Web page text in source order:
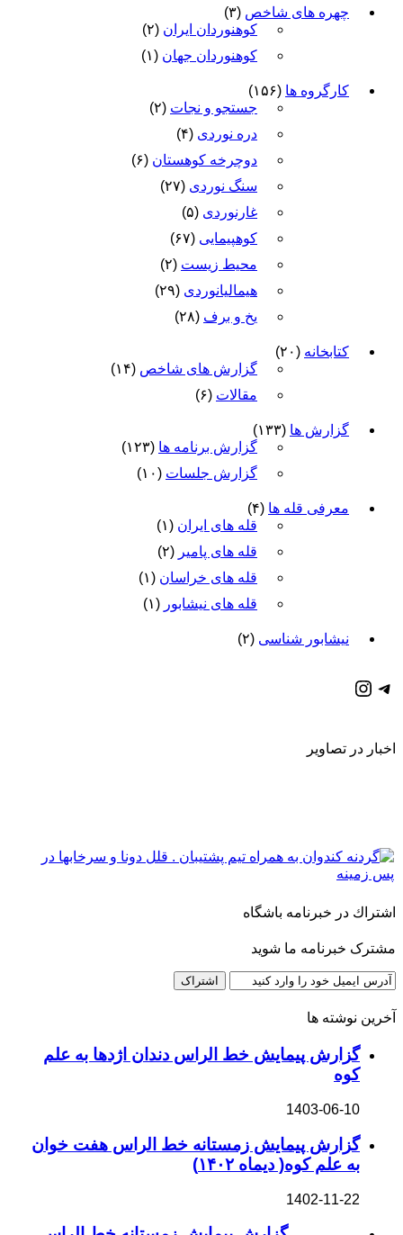
چهره های شاخص (۳)
کوهنوردان ایران (۲)
کوهنوردان جهان (۱)
کارگروه ها (۱۵۶)
جستجو و نجات (۲)
دره نوردی (۴)
دوچرخه کوهستان (۶)
سنگ نوردی (۲۷)
غارنوردی (۵)
کوهپیمایی (۶۷)
محیط زیست (۲)
هیمالیانوردی (۲۹)
یخ و برف (۲۸)
کتابخانه (۲۰)
گزارش های شاخص (۱۴)
مقالات (۶)
گزارش ها (۱۳۳)
گزارش برنامه ها (۱۲۳)
گزارش جلسات (۱۰)
معرفی قله ها (۴)
قله های ایران (۱)
قله های پامیر (۲)
قله های خراسان (۱)
قله های نیشابور (۱)
نیشابور شناسی (۲)
كانال تلگرام باشگاه
صفحه اينستاگرام باشگاه
اخبار در تصاویر
اشتراك در خبرنامه باشگاه
مشترک خبرنامه ما شوید
آخرین نوشته ها
گزارش پیمایش خط الراس دندان اژدها به علم
کوه
1403-06-10
گزارش پیمایش زمستانه خط الراس هفت خوان
به علم کوه( دیماه ۱۴۰۲)
1402-11-22